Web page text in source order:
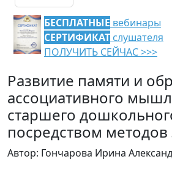
БЕСПЛАТНЫЕ вебинары
СЕРТИФИКАТ слушателя
ПОЛУЧИТЬ СЕЙЧАС >>>
Развитие памяти и
ассоциативного
старшего
посредством методов
Автор: Гончарова Ирина